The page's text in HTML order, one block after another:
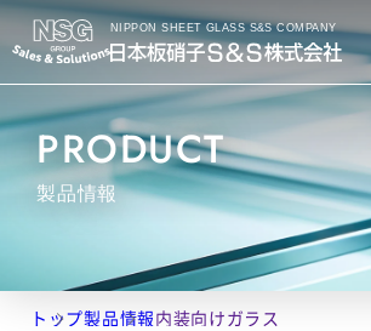
NIPPON SHEET GLASS S&S COMPANY
PRODUCT
製品情報
トップ製品情報内装向けガラス